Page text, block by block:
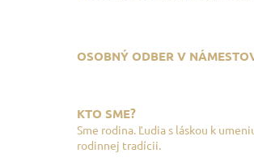
OSOBNÝ ODBER V
KTO SME?
Sme rodina. Ľudia s láskou k
rodinnej tradícii.